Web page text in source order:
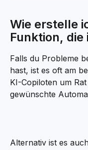
Wie erstelle
Funktion,
Falls du Probleme
hast, ist es oft am
KI-Copiloten um
gewünschte
Alternativ ist es